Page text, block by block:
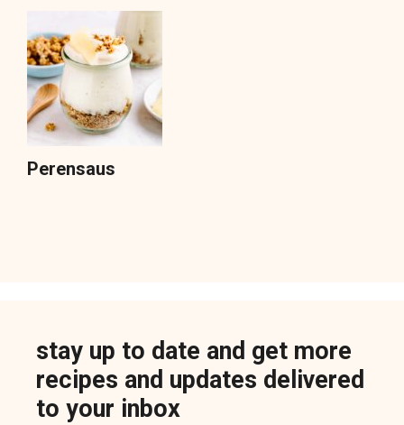
Perensaus
stay up to date and get more
recipes and updates delivered
to your inbox